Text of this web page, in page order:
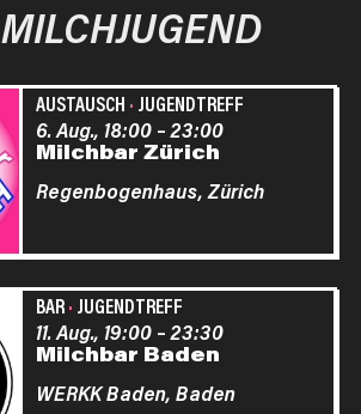
MILCHJUGEND
AUSTAUSCH · JUGENDTREFF
Milchbar Zürich
6. Aug., 18:00–23:00
Regenbogenhaus, Zürich
BAR· JUGENDTREFF
Milchbar Baden
11. Aug., 19:00–23:30
WERKK Baden, Baden